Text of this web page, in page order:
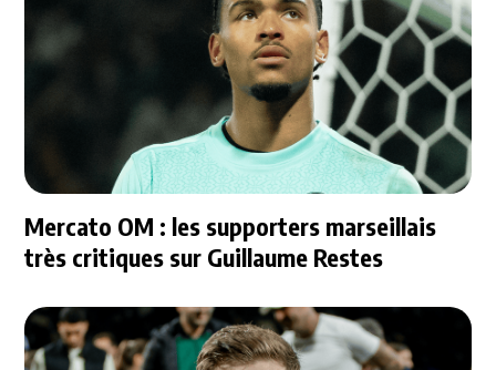
Mercato OM : les supporters marseillais
très critiques sur Guillaume Restes